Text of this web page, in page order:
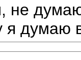
не
я думаю